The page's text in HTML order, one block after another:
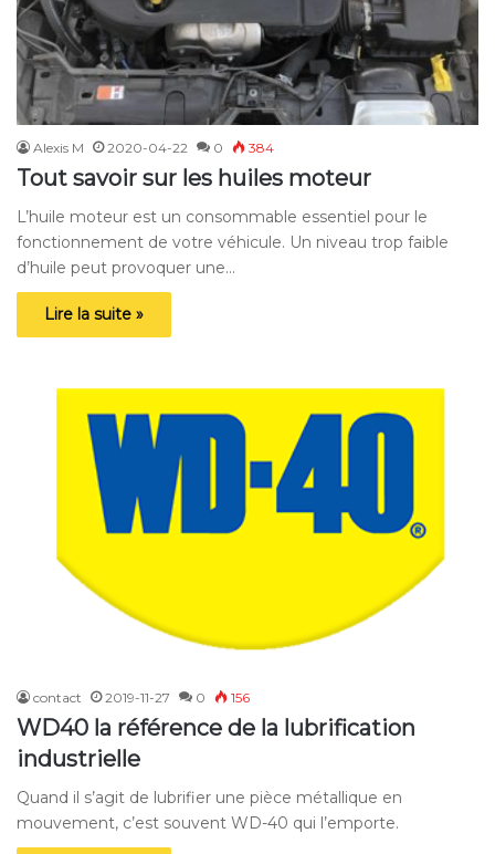
Alexis M 2020-04-22 0 384
Tout savoir sur les huiles moteur
L’huile moteur est un consommable essentiel pour le
fonctionnement de votre véhicule. Un niveau trop faible
d’huile peut provoquer une…
Lire la suite »
contact 2019-11-27 0 156
WD40 la référence de la lubrification
industrielle
Quand il s’agit de lubrifier une pièce métallique en
mouvement, c’est souvent WD-40 qui l’emporte.